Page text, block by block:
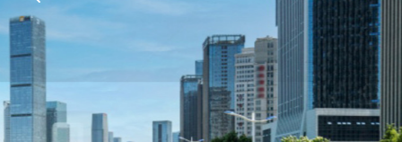
的、高质量发展的交通体系，助力实现交通零排
了解更多